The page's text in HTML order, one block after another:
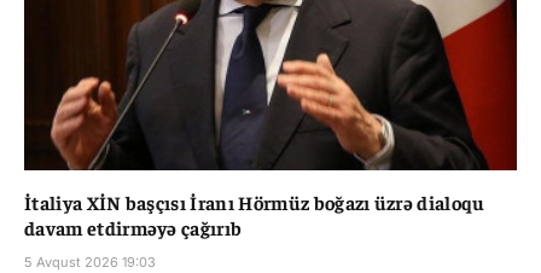
İtaliya XİN başçısı İranı Hörmüz boğazı üzrə dialoqu
davam etdirməyə çağırıb
5 Avqust 2026 19:03